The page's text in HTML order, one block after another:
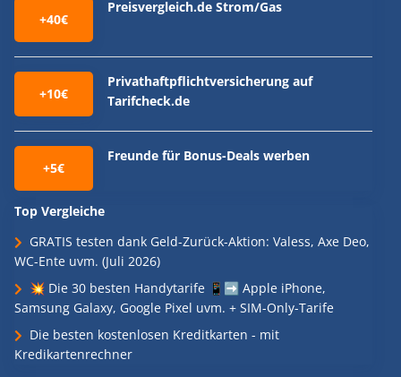
+40€
Preisvergleich.de Strom/Gas
+10€
Privathaftpflichtversicherung auf
Tarifcheck.de
+5€
Freunde für Bonus-Deals werben
Top Vergleiche
GRATIS testen dank Geld-Zurück-Aktion: Valess, Axe Deo,
WC-Ente uvm. (Juli 2026)
💥 Die 30 besten Handytarife 📱➡️ Apple iPhone,
Samsung Galaxy, Google Pixel uvm. + SIM-Only-Tarife
Die besten kostenlosen Kreditkarten - mit
Kredikartenrechner